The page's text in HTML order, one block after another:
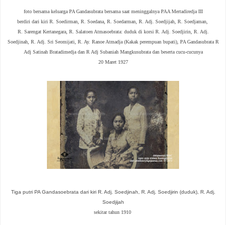
foto bersama keluarga PA Gandasubrata bersama saat meninggalnya PAA Mertadiredja III
berdiri dari kiri R. Soedirman, R. Soedana, R. Soedarman, R. Adj. Soedjijah, R. Soedjaman,
R. Sarengat Kertanegara, R. Salatoen Atmasoebrata: duduk di korsi R. Adj. Soedjirin, R. Adj.
Soedjinah, R. Adj. Sri Seomijati, R. Ay. Ranoe Atmadja (Kakak perempuan bupati), PA Gandasubrata R
Adj Satinah Bratadimedja dan R Adj Subaniah Mangkusubrata dan beserta cucu-cucunya
20 Maret 1927
Tiga putri PA Gandasoebrata dari kiri R. Adj. Soedjinah, R. Adj. Soedjirin (duduk), R. Adj.
Soedjijah
sekitar tahun 1910